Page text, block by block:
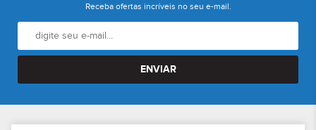
Receba ofertas incríveis no seu e-mail.
ENVIAR